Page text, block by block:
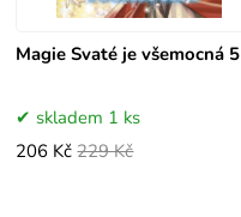
Magie Svaté je všemocná 5
skladem 1 ks
206 Kč 229 Kč